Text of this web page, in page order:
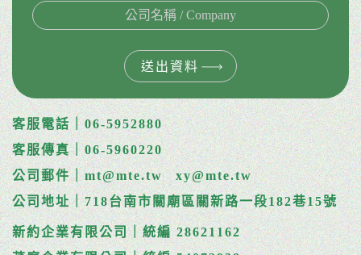
送出資料
客服電話｜06-5952880
客服傳真｜06-5960220
公司郵件｜mt@mte.tw xy@mte.tw
公司地址｜718台南市關廟區關新路一段182巷15號
新約企業有限公司｜統編 28621162